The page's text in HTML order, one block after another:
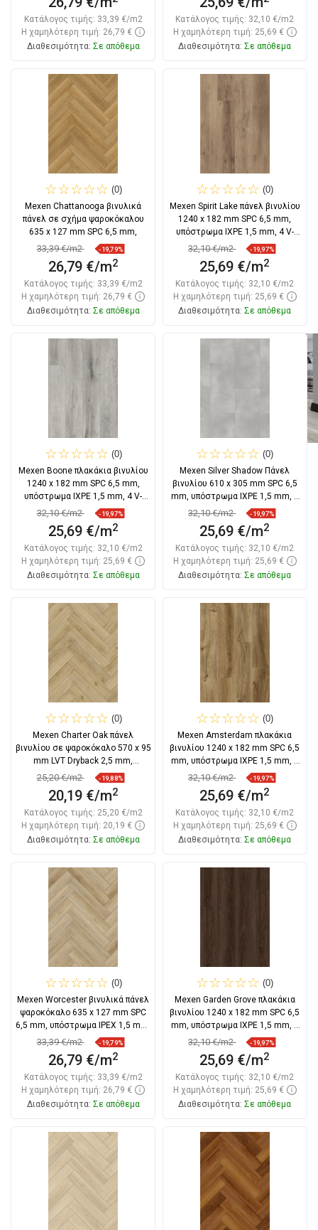
Κατάλογος τιμής: 33,39 €/m2
Η χαμηλότερη τιμή: 26,79 €
Διαθεσιμότητα: Σε απόθεμα
Στο καλάθι
favorite_border Αγαπημένα
Σύγκριση
Κατάλογος τιμής: 32,10 €/m2
Η χαμηλότερη τιμή: 25,69 €
Διαθεσιμότητα: Σε απόθεμα
Στο καλάθι
Σύγκριση
(0)
Mexen Chattanooga βινυλικά
πάνελ σε σχήμα ψαροκόκαλου
635 x 127 mm SPC 6,5 mm,
33,39 €/m2 -19,79%
26,79 €/m2
Κατάλογος τιμής: 33,39 €/m2
Η χαμηλότερη τιμή: 26,79 €
Διαθεσιμότητα: Σε απόθεμα
Στο καλάθι
Σύγκριση
(0)
Mexen Spirit Lake πάνελ βινυλίου
1240 x 182 mm SPC 6,5 mm,
υπόστρωμα IXPE 1,5 mm, 4 V-
Φούγκα,
32,10 €/m2 -19,97%
25,69 €/m2
Κατάλογος τιμής: 32,10 €/m2
Η χαμηλότερη τιμή: 25,69 €
Διαθεσιμότητα: Σε απόθεμα
Στο καλάθι
(0)
Mexen Boone πλακάκια βινυλίου
1240 x 182 mm SPC 6,5 mm,
υπόστρωμα IXPE 1,5 mm, 4 V-
αρμός, Δρύς
32,10 €/m2 -19,97%
25,69 €/m2
Κατάλογος τιμής: 32,10 €/m2
Η χαμηλότερη τιμή: 25,69 €
Διαθεσιμότητα: Σε απόθεμα
Στο καλάθι
favorite_border Αγαπημένα
Σύγκριση
(0)
Mexen Silver Shadow Πάνελ
βινυλίου 610 x 305 mm SPC 6,5
mm, υπόστρωμα IXPE 1,5 mm, 4
V-Χάσμα,
32,10 €/m2 -19,97%
25,69 €/m2
Κατάλογος τιμής: 32,10 €/m2
Η χαμηλότερη τιμή: 25,69 €
Διαθεσιμότητα: Σε απόθεμα
Στο καλάθι
Σύγκριση
(0)
Mexen Charter Oak πάνελ
βινυλίου σε ψαροκόκαλο 570 x 95
mm LVT Dryback 2,5 mm,
υπόστρωμα PVC,
25,20 €/m2 -19,88%
20,19 €/m2
Κατάλογος τιμής: 25,20 €/m2
Η χαμηλότερη τιμή: 20,19 €
Διαθεσιμότητα: Σε απόθεμα
Στο καλάθι
favorite_border Αγαπημένα
Σύγκριση
(0)
Mexen Amsterdam πλακάκια
βινυλίου 1240 x 182 mm SPC 6,5
mm, υπόστρωμα IXPE 1,5 mm, 4
V-Fuga, Δρυς
32,10 €/m2 -19,97%
25,69 €/m2
Κατάλογος τιμής: 32,10 €/m2
Η χαμηλότερη τιμή: 25,69 €
Διαθεσιμότητα: Σε απόθεμα
Στο καλάθι
(0)
Mexen Worcester βινυλικά πάνελ
ψαροκόκαλο 635 x 127 mm SPC
6,5 mm, υπόστρωμα IPEX 1,5 mm,
4
33,39 €/m2 -19,79%
26,79 €/m2
Κατάλογος τιμής: 33,39 €/m2
Η χαμηλότερη τιμή: 26,79 €
Διαθεσιμότητα: Σε απόθεμα
Στο καλάθι
favorite_border Αγαπημένα
Σύγκριση
(0)
Mexen Garden Grove πλακάκια
βινυλίου 1240 x 182 mm SPC 6,5
mm, υπόστρωμα IXPE 1,5 mm, 4
V-Fuga,
32,10 €/m2 -19,97%
25,69 €/m2
Κατάλογος τιμής: 32,10 €/m2
Η χαμηλότερη τιμή: 25,69 €
Διαθεσιμότητα: Σε απόθεμα
Στο καλάθι
favorite_border Αγαπημένα
Σύγκριση